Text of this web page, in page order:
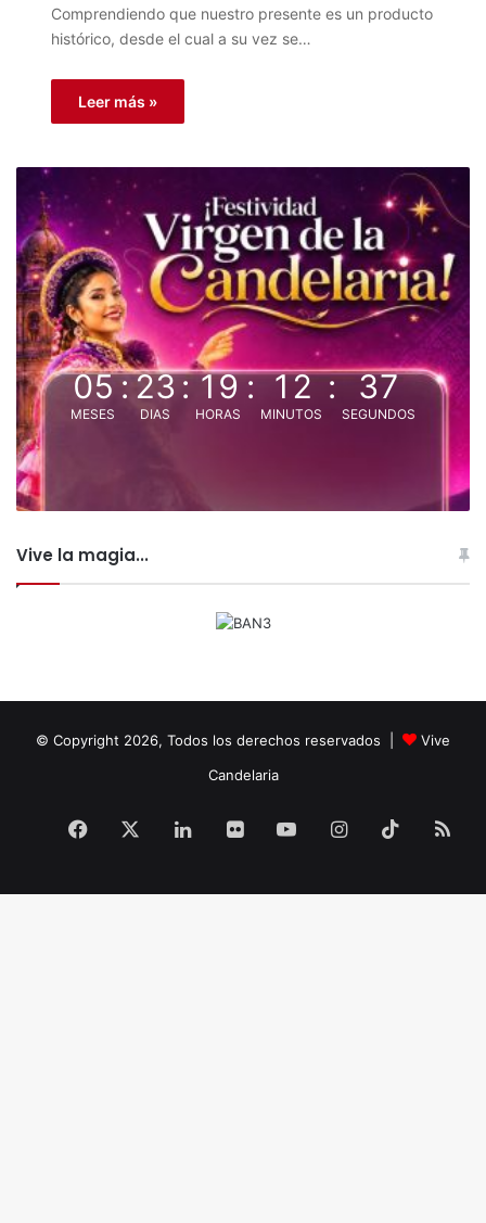
Comprendiendo que nuestro presente es un producto
histórico, desde el cual a su vez se…
Leer más »
05
MESES
:23
DIAS
:19
HORAS
: 12
MINUTOS
: 37
SEGUNDOS
Vive la magia...
© Copyright 2026, Todos los derechos reservados |
Vive
Candelaria
Facebook LinkedInFlickr YouTubeInstagram
TikTok